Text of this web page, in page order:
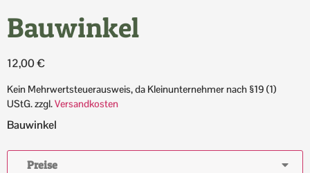
Bauwinkel
12,00€
Kein Mehrwertsteuerausweis, da Kleinunternehmer nach §19 (1)
UStG.zzgl.Versandkosten
Bauwinkel
Preise